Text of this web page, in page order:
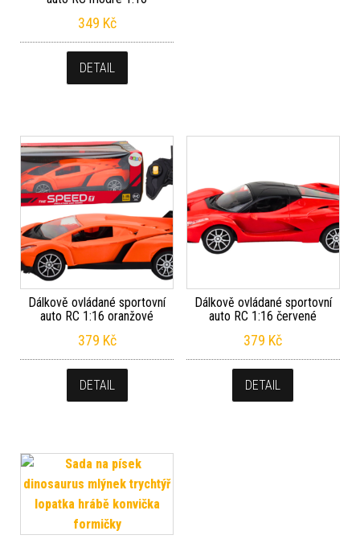
349 Kč
DETAIL
Dálkově ovládané sportovní
auto RC 1:16 oranžové
379 Kč
DETAIL
Dálkově ovládané sportovní
auto RC 1:16 červené
379 Kč
DETAIL